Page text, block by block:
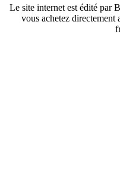
Le site internet est édité par
vous achetez directement